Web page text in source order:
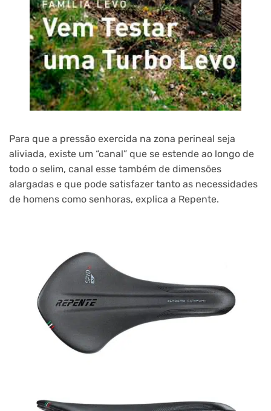
Para que a pressão exercida na zona perineal seja
aliviada, existe um “canal” que se estende ao longo de
todo o selim, canal esse também de dimensões
alargadas e que pode satisfazer tanto as necessidades
de homens como senhoras, explica a Repente.